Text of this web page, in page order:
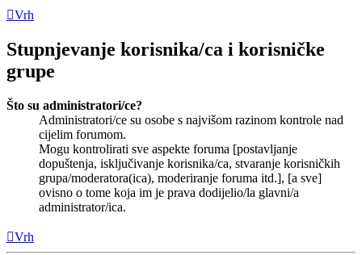
Vrh
Stupnjevanje korisnika/ca i korisničke
grupe
Što su administratori/ce?
Administratori/ce su osobe s najvišom razinom kontrole nad
cijelim forumom.
Mogu kontrolirati sve aspekte foruma [postavljanje
dopuštenja, isključivanje korisnika/ca, stvaranje korisničkih
grupa/moderatora(ica), moderiranje foruma itd.], [a sve]
ovisno o tome koja im je prava dodijelio/la glavni/a
administrator/ica.
Vrh